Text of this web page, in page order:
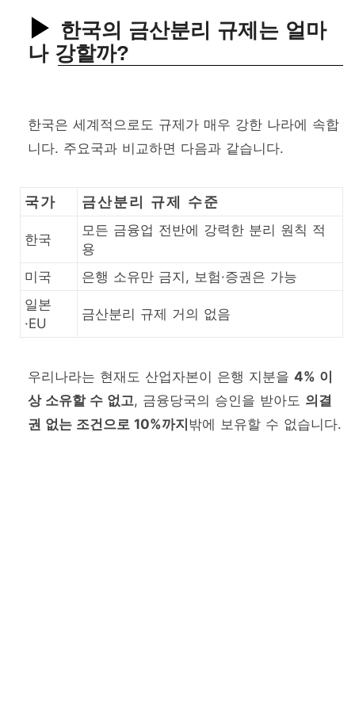
한국의 금산분리 규제는 얼마
나 강할까?
한국은 세계적으로도 규제가 매우 강한 나라에 속합
니다. 주요국과 비교하면 다음과 같습니다.
국가 금산분리 규제 수준
한국
모든 금융업 전반에 강력한 분리 원칙 적
용
미국
은행 소유만 금지, 보험·증권은 가능
일본
·EU
금산분리 규제 거의 없음
우리나라는 현재도 산업자본이 은행 지분을 4% 이
상 소유할 수 없고, 금융당국의 승인을 받아도 의결
권 없는 조건으로 10%까지 밖에 보유할 수 없습니다.